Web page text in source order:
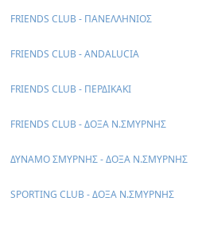
FRIENDS CLUB - ΠΑΝΕΛΛΗΝΙΟΣ
FRIENDS CLUB - ANDALUCIA
FRIENDS CLUB - ΠΕΡΔΙΚΑΚΙ
FRIENDS CLUB - ΔΟΞΑ Ν.ΣΜΥΡΝΗΣ
ΔΥΝΑΜΟ ΣΜΥΡΝΗΣ - ΔΟΞΑ Ν.ΣΜΥΡΝΗΣ
SPORTING CLUB - ΔΟΞΑ Ν.ΣΜΥΡΝΗΣ